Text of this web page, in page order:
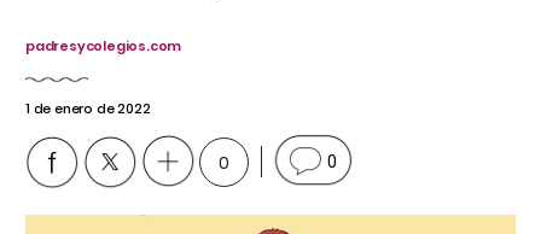
padresycolegios.com
1 de enero de 2022
0 0